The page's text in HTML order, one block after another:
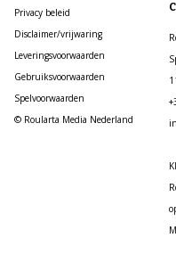
Privacy beleid
Disclaimer/vrijwaring
Leveringsvoorwaarden
Gebruiksvoorwaarden
Spelvoorwaarden
© Roularta Media Nederland